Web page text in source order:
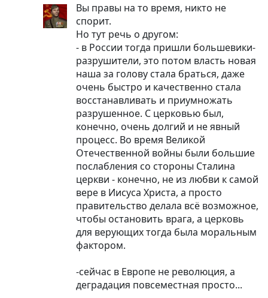
Вы правы на то время, никто не
спорит.
Но тут речь о другом:
- в России тогда пришли большевики-
разрушители, это потом власть новая
наша за голову стала браться, даже
очень быстро и качественно стала
восстанавливать и приумножать
разрушенное. С церковью был,
конечно, очень долгий и не явный
процесс. Во время Великой
Отечественной войны были большие
послабления со стороны Сталина
церкви - конечно, не из любви к самой
вере в Иисуса Христа, а просто
правительство делала всё возможное,
чтобы остановить врага, а церковь
для верующих тогда была моральным
фактором.
-сейчас в Европе не революция, а
деградация повсеместная просто...